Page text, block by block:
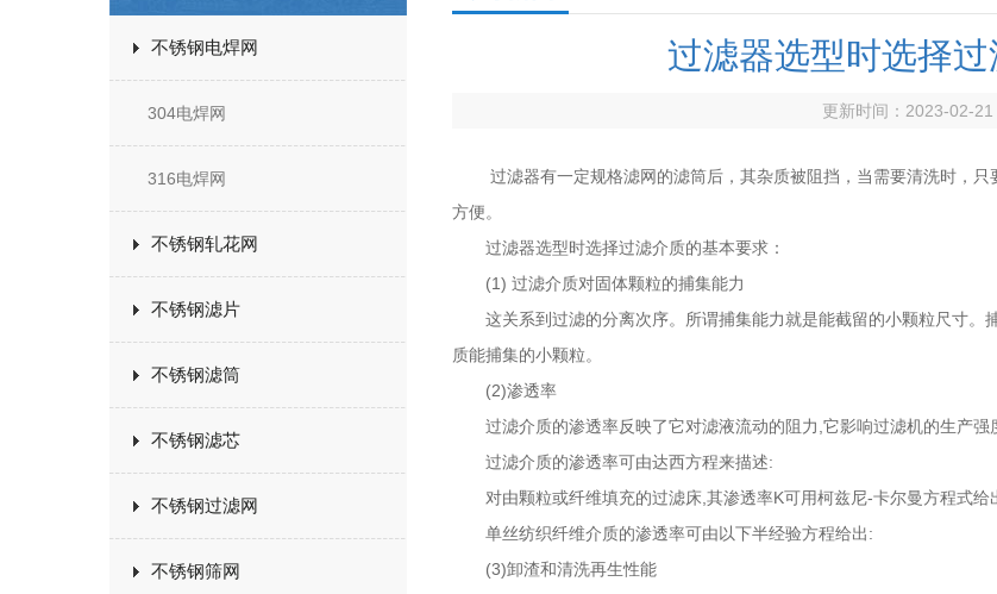
不锈钢电焊网
304电焊网
316电焊网
不锈钢轧花网
不锈钢滤片
不锈钢滤筒
不锈钢滤芯
不锈钢过滤网
不锈钢筛网
过滤器选型时选择
更新时间：2023-02-21
过滤器有一定规格滤网的滤筒后，其杂质被阻挡，当需要清洗时，只
方便。
过滤器选型时选择过滤介质的基本要求：
(1) 过滤介质对固体颗粒的捕集能力
这关系到过滤的分离次序。所谓捕集能力就是能截留的小颗粒尺寸。
质能捕集的小颗粒。
(2)渗透率
过滤介质的渗透率反映了它对滤液流动的阻力,它影响过滤机的生产强
过滤介质的渗透率可由达西方程来描述:
对由颗粒或纤维填充的过滤床,其渗透率K可用柯兹尼-卡尔曼方程式给
单丝纺织纤维介质的渗透率可由以下半经验方程给出:
(3)卸渣和清洗再生性能